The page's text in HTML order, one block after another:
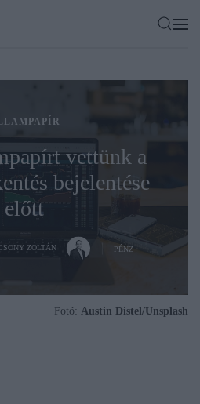
vettünk a
bejelentése
előtt
ZOLTÁN PÉNZ
Fotó: Austin Distel/Unsplash